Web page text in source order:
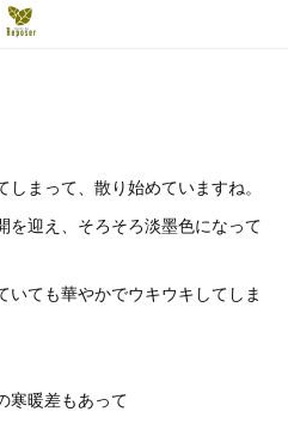
まって、散り始めていますね。
を迎え、そろそろ淡墨色になって
ても華やかでウキウキしてしま
寒暖差もあって